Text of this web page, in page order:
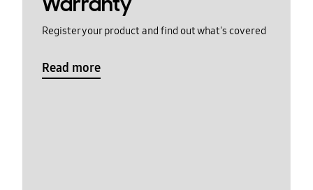
Register your product and find out what's covered
Read more